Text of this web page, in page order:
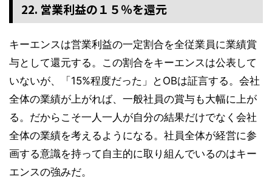
22. 営業利益の１５％を還元
キーエンスは営業利益の一定割合を全従業員に業績賞
与として還元する。この割合をキーエンスは公表して
いないが、「15%程度だった」とOBは証言する。会社
全体の業績が上がれば、一般社員の賞与も大幅に上が
る。だからこそ一人一人が自分の結果だけでなく会社
全体の業績を考えるようになる。社員全体が経営に参
画する意識を持って自主的に取り組んでいるのはキー
エンスの強みだ。